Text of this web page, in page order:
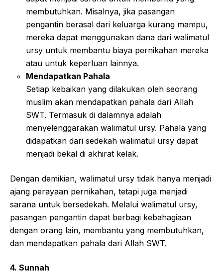
membutuhkan. Misalnya, jika pasangan
pengantin berasal dari keluarga kurang mampu,
mereka dapat menggunakan dana dari walimatul
ursy untuk membantu biaya pernikahan mereka
atau untuk keperluan lainnya.
Mendapatkan Pahala
Setiap kebaikan yang dilakukan oleh seorang
muslim akan mendapatkan pahala dari Allah
SWT. Termasuk di dalamnya adalah
menyelenggarakan walimatul ursy. Pahala yang
didapatkan dari sedekah walimatul ursy dapat
menjadi bekal di akhirat kelak.
Dengan demikian, walimatul ursy tidak hanya menjadi
ajang perayaan pernikahan, tetapi juga menjadi
sarana untuk bersedekah. Melalui walimatul ursy,
pasangan pengantin dapat berbagi kebahagiaan
dengan orang lain, membantu yang membutuhkan,
dan mendapatkan pahala dari Allah SWT.
4. Sunnah